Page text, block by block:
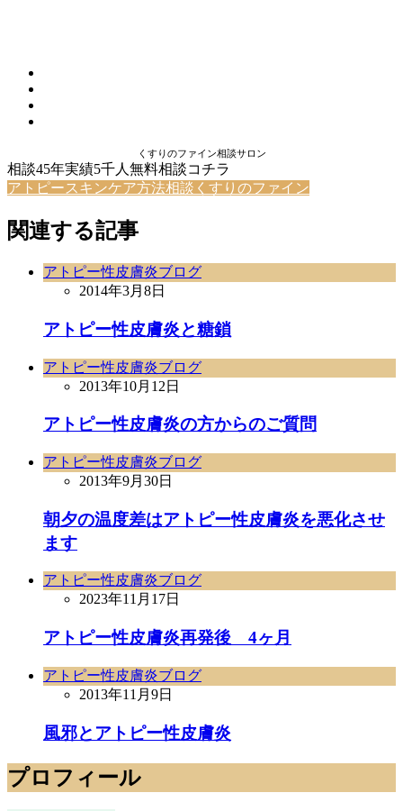
くすりのファイン相談サロン
相談45年実績5千人無料相談コチラ
アトピースキンケア方法相談くすりのファイン
関連する記事
アトピー性皮膚炎ブログ
2014年3月8日
アトピー性皮膚炎と糖鎖
アトピー性皮膚炎ブログ
2013年10月12日
アトピー性皮膚炎の方からのご質問
アトピー性皮膚炎ブログ
2013年9月30日
朝夕の温度差はアトピー性皮膚炎を悪化させ
ます
アトピー性皮膚炎ブログ
2023年11月17日
アトピー性皮膚炎再発後 4ヶ月
アトピー性皮膚炎ブログ
2013年11月9日
風邪とアトピー性皮膚炎
プロフィール